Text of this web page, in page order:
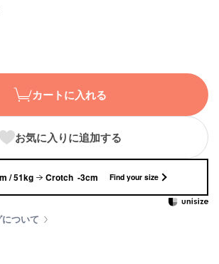
カートに入れる
お気に入りに追加する
/ 51kg Crotch -3cm Find your size
ついて